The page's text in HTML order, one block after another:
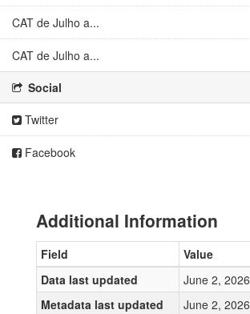
CAT de Julho a...
CAT de Julho a...
Social
Twitter
Facebook
Additional Information
Field
Value
Data last updated
June 2, 2026
Metadata last updated
June 2, 2026